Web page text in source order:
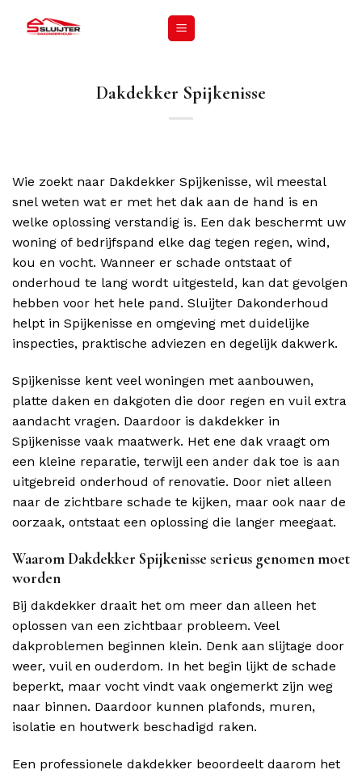
Dakdekker Spijkenisse
Wie zoekt naar Dakdekker Spijkenisse, wil meestal
snel weten wat er met het dak aan de hand is en
welke oplossing verstandig is. Een dak beschermt uw
woning of bedrijfspand elke dag tegen regen, wind,
kou en vocht. Wanneer er schade ontstaat of
onderhoud te lang wordt uitgesteld, kan dat gevolgen
hebben voor het hele pand. Sluijter Dakonderhoud
helpt in Spijkenisse en omgeving met duidelijke
inspecties, praktische adviezen en degelijk dakwerk.
Spijkenisse kent veel woningen met aanbouwen,
platte daken en dakgoten die door regen en vuil extra
aandacht vragen. Daardoor is dakdekker in
Spijkenisse vaak maatwerk. Het ene dak vraagt om
een kleine reparatie, terwijl een ander dak toe is aan
uitgebreid onderhoud of renovatie. Door niet alleen
naar de zichtbare schade te kijken, maar ook naar de
oorzaak, ontstaat een oplossing die langer meegaat.
Waarom Dakdekker Spijkenisse serieus genomen moet
worden
Bij dakdekker draait het om meer dan alleen het
oplossen van een zichtbaar probleem. Veel
dakproblemen beginnen klein. Denk aan slijtage door
weer, vuil en ouderdom. In het begin lijkt de schade
beperkt, maar vocht vindt vaak ongemerkt zijn weg
naar binnen. Daardoor kunnen plafonds, muren,
isolatie en houtwerk beschadigd raken.
Een professionele dakdekker beoordeelt daarom het